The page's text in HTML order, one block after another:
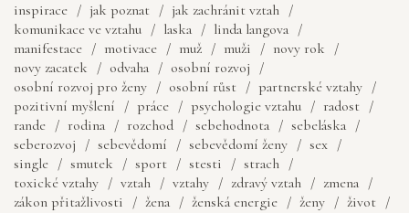
inspirace jak poznat
jak zachránit vztah
komunikace ve vztahu
laska
linda langova
manifestace
motivace muž muži
novy rok
novy zacatek
odvaha
osobní rozvoj
osobní rozvoj pro ženy
osobní růst
partnerské vztahy
pozitivní myšlení
práce psychologie vztahu
radost
rande
rodina rozchod sebehodnota
sebeláska
seberozvoj
sebevědomí sebevědomí ženy
sex
single
smutek sport stesti
strach
toxické vztahy
vztah vztahy zdravý vztah
zmena
zákon přitažlivosti
žena ženská energie ženy život